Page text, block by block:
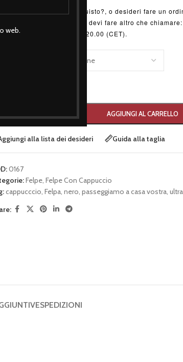
web.
bisogno di consigli d'acquisto?, o desideri fare un
online? Allora non devi fare altro che
9.00 - 13.00 / 17.30 - 20.00 (CET).
AGGIUNGI AL CARRELLO
alla lista dei desideri Guida alla taglia
0167
Felpe, Felpe Con Cappuccio
cappucccio, Felpa, nero, passeggiamo a casa vostra,
SPEDIZIONI